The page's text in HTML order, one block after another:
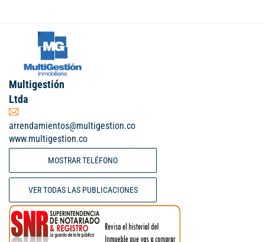
Multigestión
Ltda
arrendamientos@multigestion.co
www.multigestion.co
MOSTRAR TELÉFONO
VER TODAS LAS PUBLICACIONES